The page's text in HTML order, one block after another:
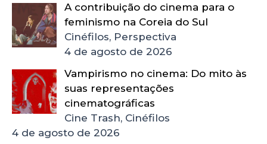
A contribuição do cinema para o
feminismo na Coreia do Sul
Cinéfilos, Perspectiva
4 de agosto de 2026
Vampirismo no cinema: Do mito às
suas representações
cinematográficas
Cine Trash, Cinéfilos
4 de agosto de 2026